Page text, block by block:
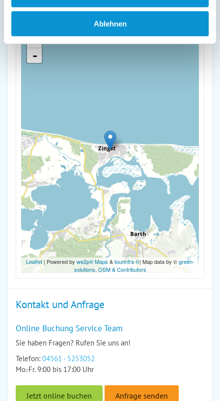
Ablehnen
18374 Zingst
+
-
Leaflet| Powered by we2p® Maps &tourinfra ®| Map data by ©green-
solutions, OSM & Contributors
Kontakt und Anfrage
Online Buchung Service Team
Sie haben Fragen? Rufen Sie uns an!
Telefon: 04561 - 5253052
Mo.-Fr. 9:00 bis 17:00 Uhr
Jetzt online buchen Anfrage senden